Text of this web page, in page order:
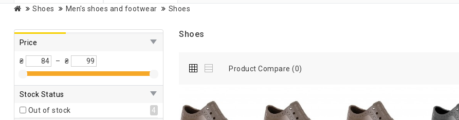
Shoes Men's shoes and footwear Shoes
Price
₴ – ₴
Stock Status
Out of stock
4
Shoes
Product Compare (0)